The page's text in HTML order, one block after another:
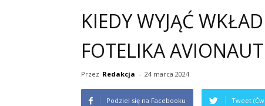
KIEDY WYJĄĆ
FOTELIKA
Przez Redakcja - 24 marca 2024
Podziel się na Facebooku Tweet